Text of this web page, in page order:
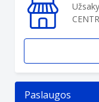
Paslaugos